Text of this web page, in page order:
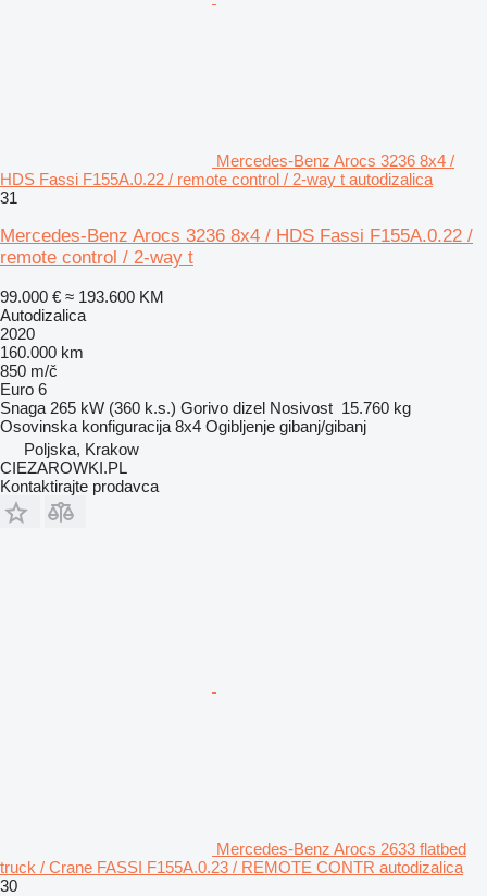
Mercedes-Benz Arocs 3236 8x4 /
HDS Fassi F155A.0.22 / remote control / 2-way t autodizalica
31
Mercedes-Benz Arocs 3236 8x4 / HDS Fassi F155A.0.22 /
remote control / 2-way t
99.000 € ≈ 193.600 KM
Autodizalica
2020
160.000 km
850 m/č
Euro 6
Snaga 265 kW (360 k.s.) Gorivo dizel Nosivost 15.760 kg
Osovinska konfiguracija 8x4 Ogibljenje gibanj/gibanj
Poljska, Krakow
CIEZAROWKI.PL
Kontaktirajte prodavca
Mercedes-Benz Arocs 2633 flatbed
truck / Crane FASSI F155A.0.23 / REMOTE CONTR autodizalica
30